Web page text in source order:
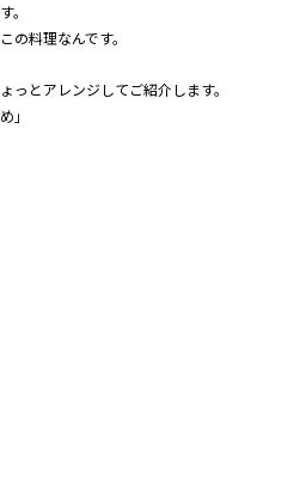
。
の料理なんです。
っとアレンジしてご紹介します。
」